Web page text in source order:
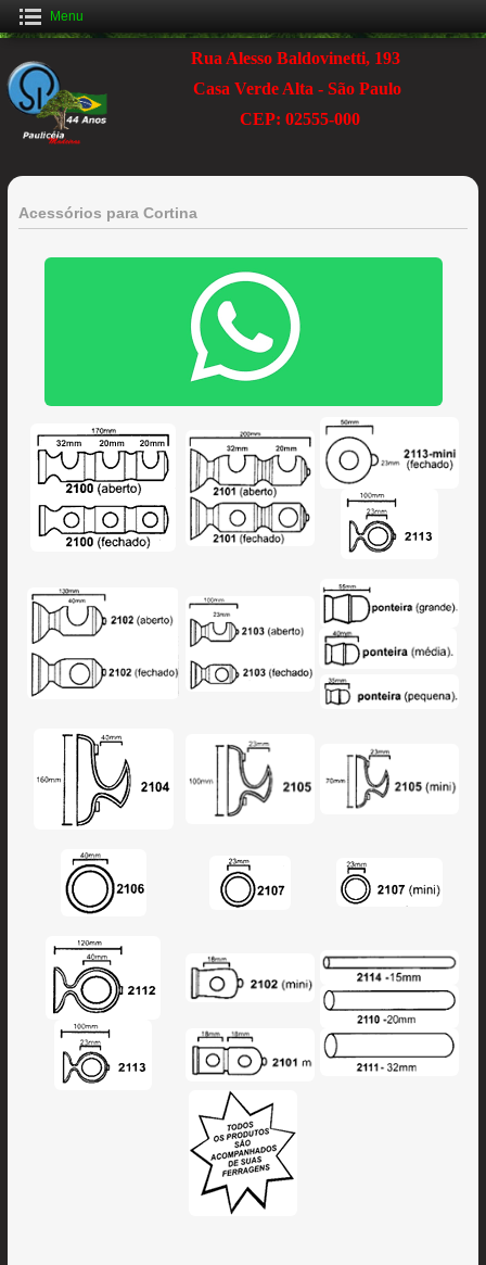
Menu
Rua Alesso Baldovinetti, 193
Casa Verde Alta - São Paulo
CEP: 02555-000
Acessórios para Cortina